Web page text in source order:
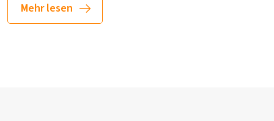
Mehr lesen